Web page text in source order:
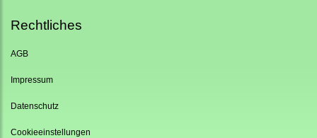
Rechtliches
AGB
Impressum
Datenschutz
Cookieeinstellungen